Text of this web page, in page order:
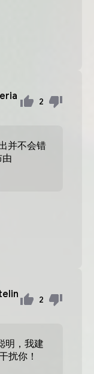
2
并不会错
2
明，我建
扰你！